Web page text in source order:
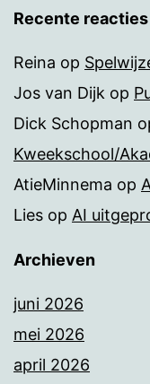
Recente reacties
Reina op
Jos van Dijk op
Dick Schopman
Kweekschool/
AtieMinnema op
Lies op AI
Archieven
juni 2026
mei 2026
april 2026